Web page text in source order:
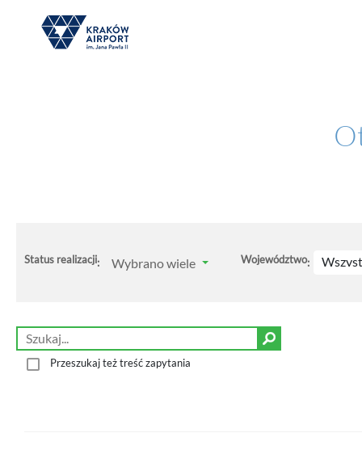
Status realizacji: Wybrano wiele Województwo:
Przeszukaj też treść zapytania